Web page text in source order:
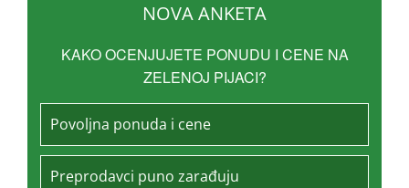
NOVA ANKETA
KAKO OCENJUJETE PONUDU I CENE NA
ZELENOJ PIJACI?
Povoljna ponuda i cene
Preprodavci puno zarađuju